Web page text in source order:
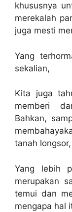
khususnya
merekalah
juga mesti
Yang
sekalian,
Kita juga
memberi
Bahkan,
tanah
Yang lebih
merupakan
temui dan
mengapa hal